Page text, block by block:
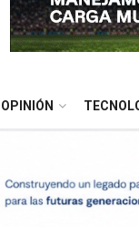
OPINIÓN